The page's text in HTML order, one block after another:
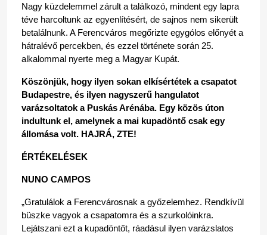
Nagy küzdelemmel zárult a találkozó, mindent egy lapra
téve harcoltunk az egyenlítésért, de sajnos nem sikerült
betalálnunk. A Ferencváros megőrizte egygólos előnyét a
hátralévő percekben, és ezzel története során 25.
alkalommal nyerte meg a Magyar Kupát.
Köszönjük, hogy ilyen sokan elkísértétek a csapatot
Budapestre, és ilyen nagyszerű hangulatot
varázsoltatok a Puskás Arénába. Egy közös úton
indultunk el, amelynek a mai kupadöntő csak egy
állomása volt. HAJRÁ, ZTE!
ÉRTÉKELÉSEK
NUNO CAMPOS
„Gratulálok a Ferencvárosnak a győzelemhez. Rendkívül
büszke vagyok a csapatomra és a szurkolóinkra.
Lejátszani ezt a kupadöntőt, ráadásul ilyen varázslatos